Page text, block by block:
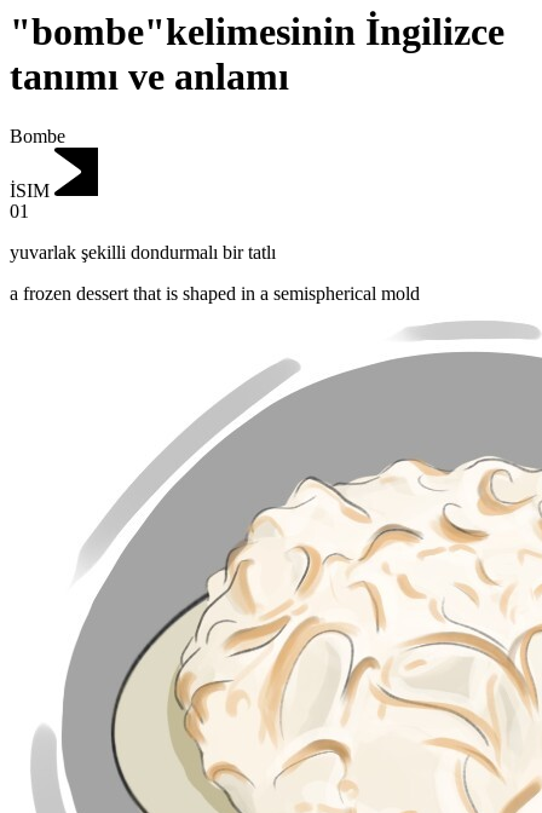
"bombe"kelimesinin İngilizce
tanımı ve anlamı
Bombe
İSIM
01
yuvarlak şekilli dondurmalı bir tatlı
a frozen dessert that is shaped in a semispherical mold